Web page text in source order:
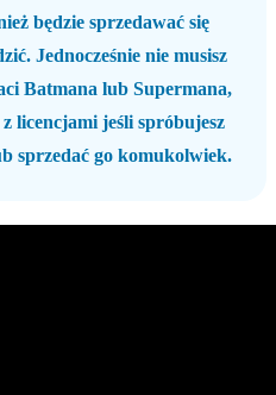
będzie sprzedawać się
Jednocześnie nie musisz
Batmana lub Supermana,
licencjami jeśli spróbujesz
sprzedać go komukolwiek.